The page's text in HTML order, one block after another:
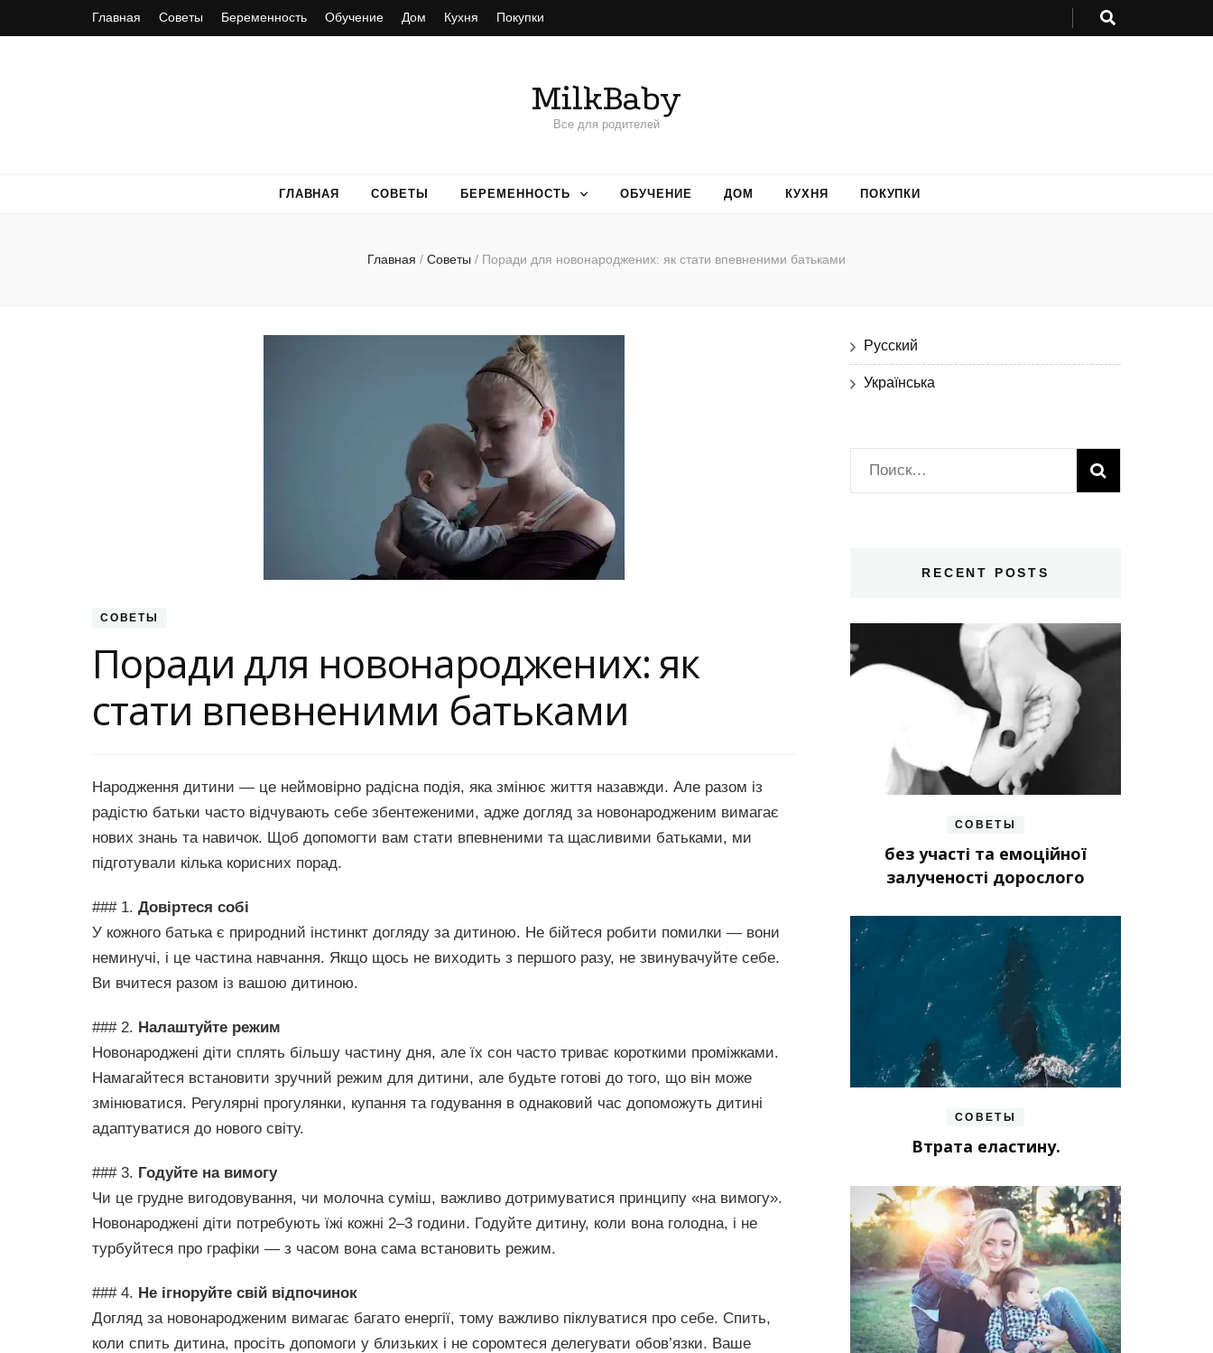
Главная Советы Беременность Обучение Дом Кухня Покупки
MilkBaby
Все для родителей
ГЛАВНАЯ СОВЕТЫ БЕРЕМЕННОСТЬ ОБУЧЕНИЕ ДОМ КУХНЯ ПОКУПКИ
Главная / Советы / Поради для новонароджених: як стати впевненими батьками
СОВЕТЫ
Поради для новонароджених: як
стати впевненими батьками
Народження дитини — це неймовірно радісна подія, яка змінює життя назавжди. Але разом із
радістю батьки часто відчувають себе збентеженими, адже догляд за новонародженим вимагає
нових знань та навичок. Щоб допомогти вам стати впевненими та щасливими батьками, ми
підготували кілька корисних порад.
### 1. Довіртеся собі
У кожного батька є природний інстинкт догляду за дитиною. Не бійтеся робити помилки — вони
неминучі, і це частина навчання. Якщо щось не виходить з першого разу, не звинувачуйте себе.
Ви вчитеся разом із вашою дитиною.
### 2. Налаштуйте режим
Новонароджені діти сплять більшу частину дня, але їх сон часто триває короткими проміжками.
Намагайтеся встановити зручний режим для дитини, але будьте готові до того, що він може
змінюватися. Регулярні прогулянки, купання та годування в однаковий час допоможуть дитині
адаптуватися до нового світу.
### 3. Годуйте на вимогу
Чи це грудне вигодовування, чи молочна суміш, важливо дотримуватися принципу «на вимогу».
Новонароджені діти потребують їжі кожні 2–3 години. Годуйте дитину, коли вона голодна, і не
турбуйтеся про графіки — з часом вона сама встановить режим.
### 4. Не ігноруйте свій відпочинок
Догляд за новонародженим вимагає багато енергії, тому важливо піклуватися про себе. Спить,
коли спить дитина, просіть допомоги у близьких і не соромтеся делегувати обов’язки. Ваше
Русский
Українська
Найти:
RECENT POSTS
СОВЕТЫ
без участі та емоційної
залученості дорослого
СОВЕТЫ
Втрата еластину.